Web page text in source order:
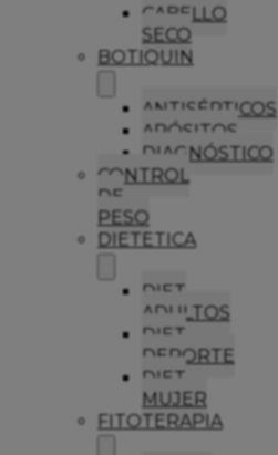
CABELLO
SECO
BOTIQUIN
ANTISÉPTICOS
APÓSITOS
DIAGNÓSTICO
CONTROL
DE
PESO
DIETETICA
DIET
ADULTOS
DIET
DEPORTE
DIET
MUJER
FITOTERAPIA